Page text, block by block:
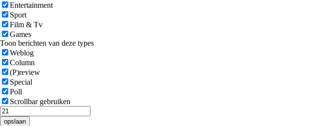
Entertainment
Sport
Film & Tv
Games
Toon berichten van deze types
Weblog
Column
(P)review
Special
Poll
Scrollbar gebruiken
opslaan